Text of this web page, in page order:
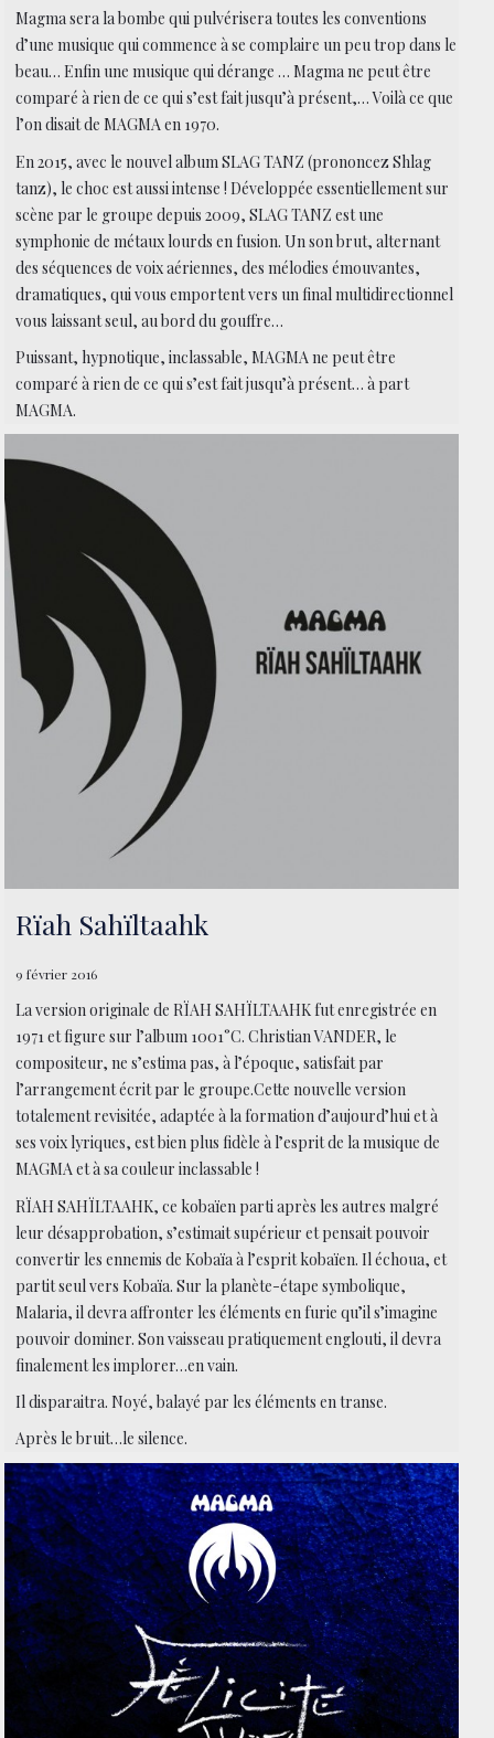
Magma sera la bombe qui pulvérisera toutes les conventions
d’une musique qui commence à se complaire un peu trop dans le
beau… Enfin une musique qui dérange … Magma ne peut être
comparé à rien de ce qui s’est fait jusqu’à présent,… Voilà ce que
l’on disait de MAGMA en 1970.
En 2015, avec le nouvel album SLAG TANZ (prononcez Shlag
tanz), le choc est aussi intense ! Développée essentiellement sur
scène par le groupe depuis 2009, SLAG TANZ est une
symphonie de métaux lourds en fusion. Un son brut, alternant
des séquences de voix aériennes, des mélodies émouvantes,
dramatiques, qui vous emportent vers un final multidirectionnel
vous laissant seul, au bord du gouffre…
Puissant, hypnotique, inclassable, MAGMA ne peut être
comparé à rien de ce qui s’est fait jusqu’à présent… à part
MAGMA.
Rïah Sahïltaahk
9 février 2016
La version originale de RÏAH SAHÏLTAAHK fut enregistrée en
1971 et figure sur l’album 1001°C. Christian VANDER, le
compositeur, ne s’estima pas, à l’époque, satisfait par
l’arrangement écrit par le groupe.Cette nouvelle version
totalement revisitée, adaptée à la formation d’aujourd’hui et à
ses voix lyriques, est bien plus fidèle à l’esprit de la musique de
MAGMA et à sa couleur inclassable !
RÏAH SAHÏLTAAHK, ce kobaïen parti après les autres malgré
leur désapprobation, s’estimait supérieur et pensait pouvoir
convertir les ennemis de Kobaïa à l’esprit kobaïen. Il échoua, et
partit seul vers Kobaïa. Sur la planète-étape symbolique,
Malaria, il devra affronter les éléments en furie qu’il s’imagine
pouvoir dominer. Son vaisseau pratiquement englouti, il devra
finalement les implorer…en vain.
Il disparaitra. Noyé, balayé par les éléments en transe.
Après le bruit…le silence.